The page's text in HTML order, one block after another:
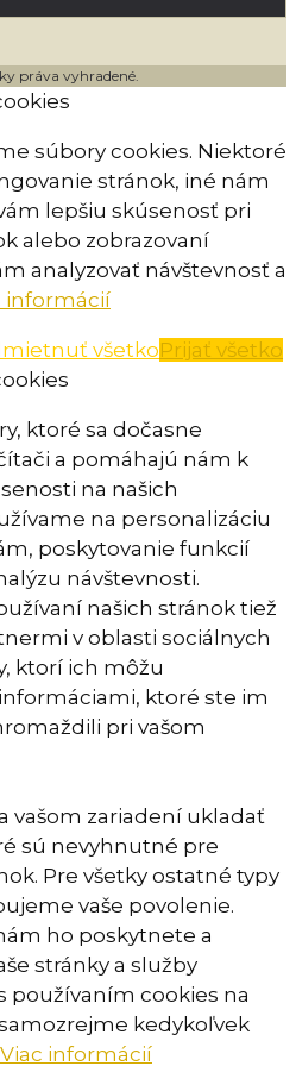
práva vyhradené.
súbory cookies. Niektoré
stránok, iné nám
lepšiu skúsenosť pri
alebo zobrazovaní
analyzovať návštevnosť a
informácií
všetkoPrijať všetko
ktoré sa dočasne
a pomáhajú nám k
na našich
na personalizáciu
poskytovanie funkcií
návštevnosti.
našich stránok tiež
v oblasti sociálnych
ktorí ich môžu
ktoré ste im
pri vašom
vašom zariadení ukladať
sú nevyhnutné pre
Pre všetky ostatné typy
vaše povolenie.
ho poskytnete a
stránky a služby
používaním cookies na
kedykoľvek
Viac informácií